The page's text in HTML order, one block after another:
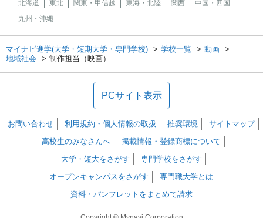
北海道 東北 関東・甲信越 東海・北陸 関西
中国・四国
九州・沖縄
マイナビ進学(大学・短期大学・専門学校) 学校一覧
動画
地域社会
制作担当（映画）
PCサイト表示
お問い合わせ 利用規約・個人情報の取扱 推奨環境
サイトマップ
高校生のみなさんへ
掲載情報・登録商標について
大学・短大をさがす
専門学校をさがす
オープンキャンパスをさがす
専門職大学とは
資料・パンフレットをまとめて請求